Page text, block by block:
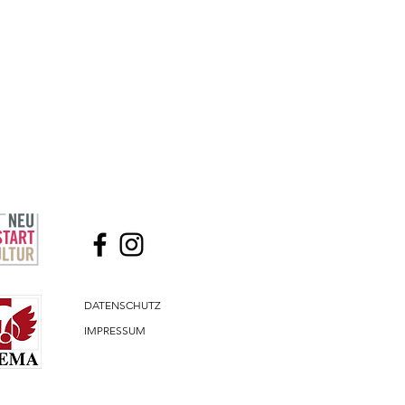
DATENSCHUTZ
IMPRESSUM